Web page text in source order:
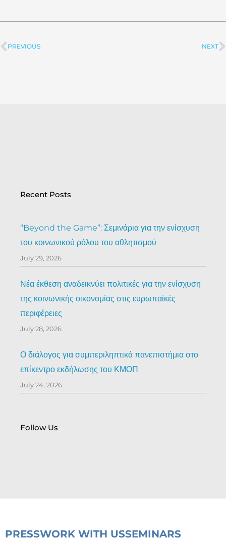
Prev
PREVIOUS NEXT
Recent Posts
“Beyond the Game”: Σεμινάρια για την ενίσχυση
του κοινωνικού ρόλου του αθλητισμού
July 29, 2026
Νέα έκθεση αναδεικνύει πολιτικές για την ενίσχυση
της κοινωνικής οικονομίας στις ευρωπαϊκές
περιφέρειες
July 28, 2026
Ο διάλογος για συμπεριληπτικά πανεπιστήμια στο
επίκεντρο εκδήλωσης του ΚΜΟΠ
July 24, 2026
Follow Us
PRESSWORK WITH USSEMINARS